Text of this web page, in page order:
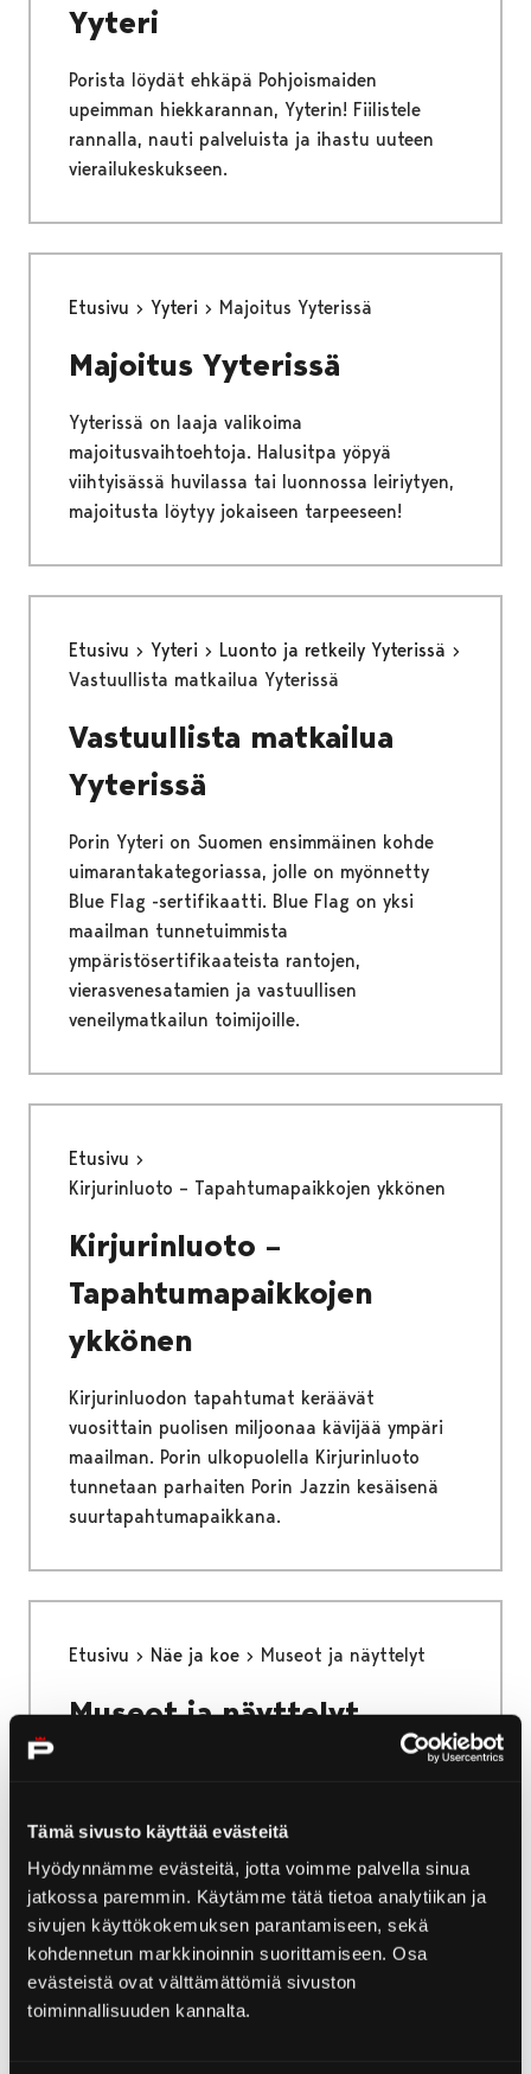
Tämä sivusto käyttää evästeitä
Hyödynnämme evästeitä, jotta voimme palvella sinua
jatkossa paremmin. Käytämme tätä tietoa analytiikan ja
sivujen käyttökokemuksen parantamiseen, sekä
kohdennetun markkinoinnin suorittamiseen. Osa
evästeistä ovat välttämättömiä sivuston
toiminnallisuuden kannalta.
Yyteri
Porista löydät ehkäpä Pohjoismaiden
upeimman hiekkarannan, Yyterin! Fiilistele
rannalla, nauti palveluista ja ihastu uuteen
vierailukeskukseen.
Etusivu Yyteri Majoitus Yyterissä
Majoitus Yyterissä
Yyterissä on laaja valikoima
majoitusvaihtoehtoja. Halusitpa yöpyä
viihtyisässä huvilassa tai luonnossa leiriytyen,
majoitusta löytyy jokaiseen tarpeeseen!
Etusivu Yyteri
Luonto ja retkeily Yyterissä
Vastuullista matkailua Yyterissä
Vastuullista matkailua
Yyterissä
Porin Yyteri on Suomen ensimmäinen kohde
uimarantakategoriassa, jolle on myönnetty
Blue Flag -sertifikaatti. Blue Flag on yksi
maailman tunnetuimmista
ympäristösertifikaateista rantojen,
vierasvenesatamien ja vastuullisen
veneilymatkailun toimijoille.
Etusivu
Kirjurinluoto – Tapahtumapaikkojen ykkönen
Kirjurinluoto –
Tapahtumapaikkojen
ykkönen
Kirjurinluodon tapahtumat keräävät
vuosittain puolisen miljoonaa kävijää ympäri
maailman. Porin ulkopuolella Kirjurinluoto
tunnetaan parhaiten Porin Jazzin kesäisenä
suurtapahtumapaikkana.
Etusivu Näe ja koe Museot ja näyttelyt
Museot ja näyttelyt
Kulttuurimatkailijan iloksi Porista löytyy useita
historiaa tai modernia taidetta, taidegalleriat,
museot ja nähtävyydet odottavat sinua.
Etusivu Luonto ja retkeily